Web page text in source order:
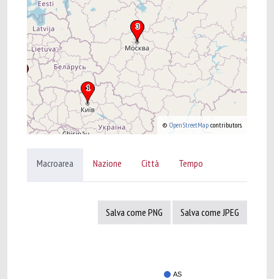
© OpenStreetMap contributors.
Macroarea Nazione Città Tempo
Salva come PNG Salva come JPEG
AS